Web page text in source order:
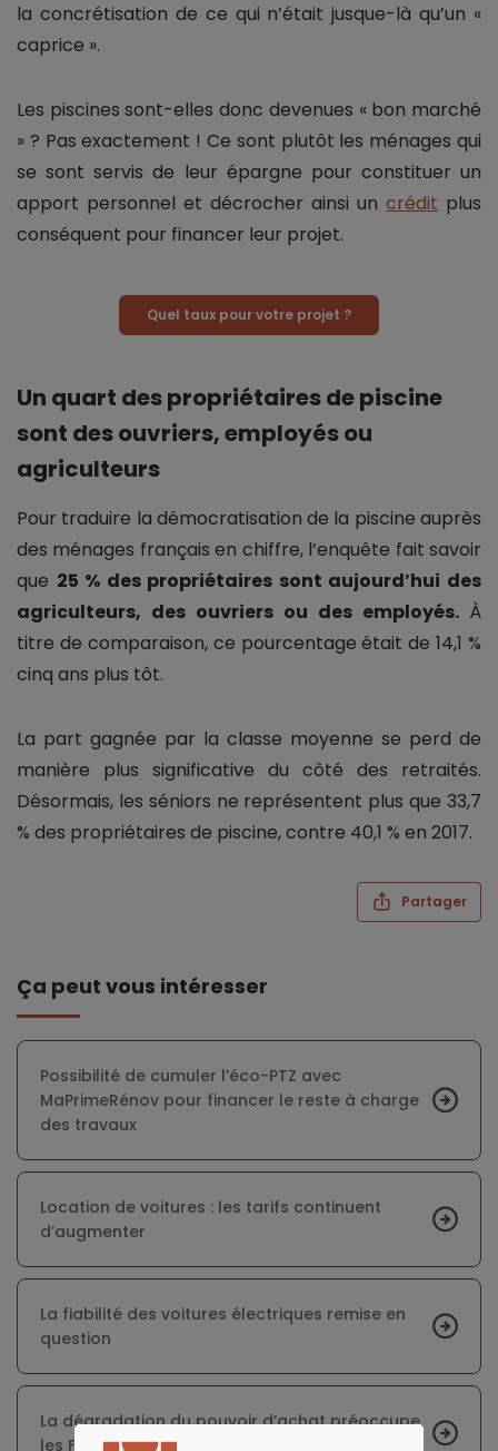
la concrétisation de ce qui n’était jusque-là qu’un «
caprice ».
Les piscines sont-elles donc devenues « bon marché
» ? Pas exactement ! Ce sont plutôt les ménages qui
se sont servis de leur épargne pour constituer un
apport personnel et décrocher ainsi un crédit plus
conséquent pour financer leur projet.
Quel taux pour votre projet ?
Un quart des propriétaires de piscine
sont des ouvriers, employés ou
agriculteurs
Pour traduire la démocratisation de la piscine auprès
des ménages français en chiffre, l’enquête fait savoir
que 25 % des propriétaires sont aujourd’hui des
agriculteurs, des ouvriers ou des employés. À
titre de comparaison, ce pourcentage était de 14,1 %
cinq ans plus tôt.
La part gagnée par la classe moyenne se perd de
manière plus significative du côté des retraités.
Désormais, les séniors ne représentent plus que 33,7
% des propriétaires de piscine, contre 40,1 % en 2017.
Partager
Ça peut vous intéresser
Possibilité de cumuler l’éco-PTZ avec
MaPrimeRénov pour financer le reste à charge
des travaux
Location de voitures : les tarifs continuent
d’augmenter
La fiabilité des voitures électriques remise en
question
La dégradation du pouvoir d’achat préoccupe
les Français